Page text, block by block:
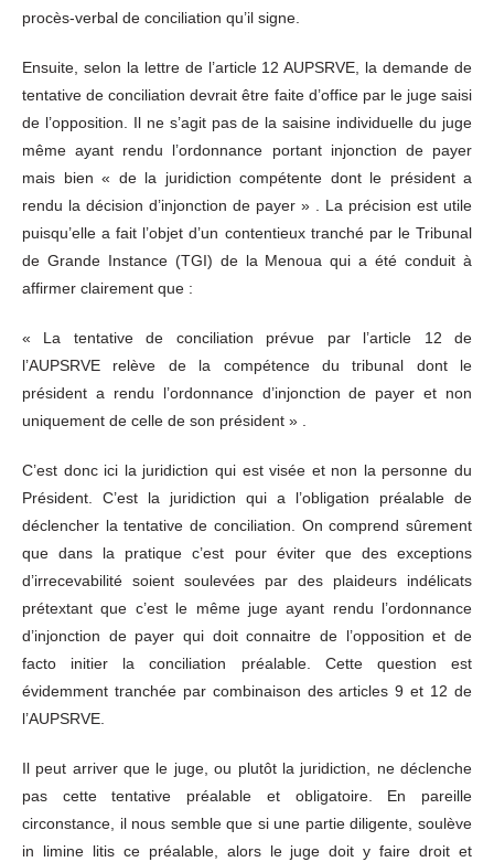
procès-verbal de conciliation qu’il signe.
Ensuite, selon la lettre de l’article 12 AUPSRVE, la demande de
tentative de conciliation devrait être faite d’office par le juge saisi
de l’opposition. Il ne s’agit pas de la saisine individuelle du juge
même ayant rendu l’ordonnance portant injonction de payer
mais bien « de la juridiction compétente dont le président a
rendu la décision d’injonction de payer » . La précision est utile
puisqu’elle a fait l’objet d’un contentieux tranché par le Tribunal
de Grande Instance (TGI) de la Menoua qui a été conduit à
affirmer clairement que :
« La tentative de conciliation prévue par l’article 12 de
l’AUPSRVE relève de la compétence du tribunal dont le
président a rendu l’ordonnance d’injonction de payer et non
uniquement de celle de son président » .
C’est donc ici la juridiction qui est visée et non la personne du
Président. C’est la juridiction qui a l’obligation préalable de
déclencher la tentative de conciliation. On comprend sûrement
que dans la pratique c’est pour éviter que des exceptions
d’irrecevabilité soient soulevées par des plaideurs indélicats
prétextant que c’est le même juge ayant rendu l’ordonnance
d’injonction de payer qui doit connaitre de l’opposition et de
facto initier la conciliation préalable. Cette question est
évidemment tranchée par combinaison des articles 9 et 12 de
l’AUPSRVE.
Il peut arriver que le juge, ou plutôt la juridiction, ne déclenche
pas cette tentative préalable et obligatoire. En pareille
circonstance, il nous semble que si une partie diligente, soulève
in limine litis ce préalable, alors le juge doit y faire droit et